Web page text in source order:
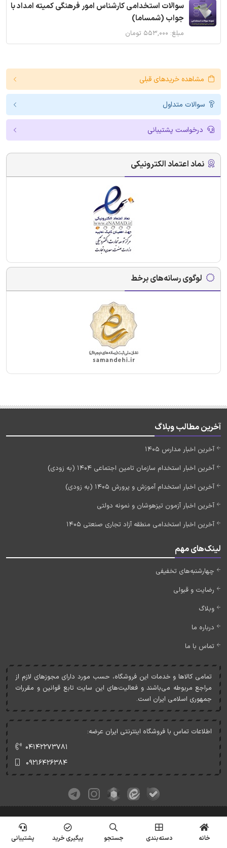
سوالات استخدامی کارشناس امور فرهنگی کمیته امداد با
جواب (شمساما)
مبلغ: ۵۵۳,۰۰۰ تومان
مشاهده خریدهای قبلی
سوالات متداول
درخواست پشتیبانی
نماد اعتماد الکترونیکی
لوگوی رسانه‌های برخط
آخرین مطالب وبلاگ
آخرین اخبار مدارس 1405
آخرین اخبار استخدام سازمان تامین اجتماعی 1404 (به زودی)
آخرین اخبار استخدام آموزش و پرورش 1405 (به زودی)
آخرین اخبار آزمون تیزهوشان و نمونه دولتی
آخرین اخبار استخدامی منطقه آزاد تجاری صنعتی 1405
لینک‌های مهم
چهارشنبه‌های تخفیفی
رضایت و قبولی
وبلاگ
درباره ما
تماس با ما
تمامی کالاها و خدمات اين فروشگاه، حسب مورد دارای مجوزهای لازم از
مراجع مربوطه می‌باشند و فعاليت‌های اين سايت تابع قوانين و مقررات
جمهوری اسلامی ايران است.
اطلاعات تماس با فروشگاه اینترنتی ایران عرضه:
۰۴۱۴۲۲۷۳۷۸۱
۰۹۲۱۶۴۲۶۳۸۴
کلیه حقوق این وبسایت متعلق به ایران عرضه می‌باشد.
© Copyrights - IranArze.ir - 1405
خانه دسته‌بندی جستجو پیگیری خرید پشتیبانی